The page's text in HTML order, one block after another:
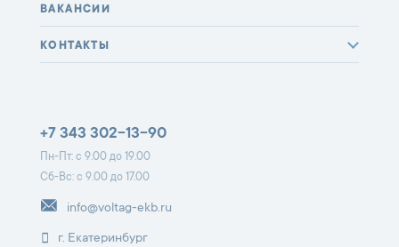
ВАКАНСИИ
КОНТАКТЫ
+7 343 302-13-90
Пн-Пт: с 9.00 до 19.00
Сб-Вс: с 9.00 до 17.00
info@voltag-ekb.ru
г. Екатеринбург